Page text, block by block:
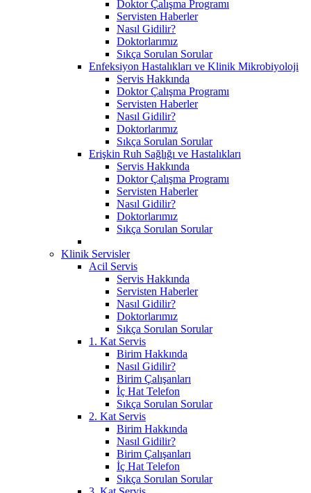
Doktor Çalışma Programı
Servisten Haberler
Nasıl Gidilir?
Doktorlarımız
Sıkça Sorulan Sorular
Enfeksiyon Hastalıkları ve Klinik Mikrobiyoloji
Servis Hakkında
Doktor Çalışma Programı
Servisten Haberler
Nasıl Gidilir?
Doktorlarımız
Sıkça Sorulan Sorular
Erişkin Ruh Sağlığı ve Hastalıkları
Servis Hakkında
Doktor Çalışma Programı
Servisten Haberler
Nasıl Gidilir?
Doktorlarımız
Sıkça Sorulan Sorular
Klinik Servisler
Acil Servis
Servis Hakkında
Servisten Haberler
Nasıl Gidilir?
Doktorlarımız
Sıkça Sorulan Sorular
1. Kat Servis
Birim Hakkında
Nasıl Gidilir?
Birim Çalışanları
İç Hat Telefon
Sıkça Sorulan Sorular
2. Kat Servis
Birim Hakkında
Nasıl Gidilir?
Birim Çalışanları
İç Hat Telefon
Sıkça Sorulan Sorular